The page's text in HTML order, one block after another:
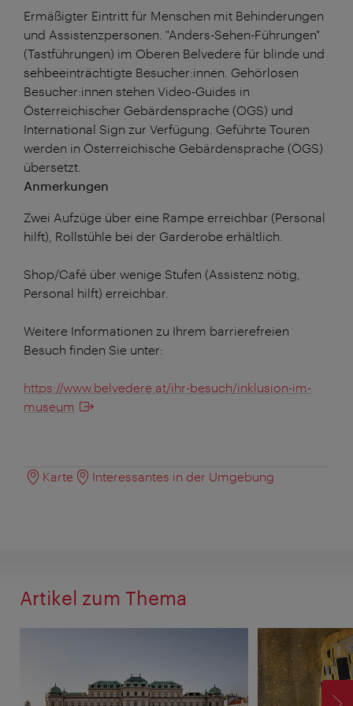
Ermäßigter Eintritt für Menschen mit Behinderungen
und Assistenzpersonen. "Anders-Sehen-Führungen"
(Tastführungen) im Oberen Belvedere für blinde und
sehbeeinträchtigte Besucher:innen. Gehörlosen
Besucher:innen stehen Video-Guides in
Österreichischer Gebärdensprache (OGS) und
International Sign zur Verfügung. Geführte Touren
werden in Österreichische Gebärdensprache (ÖGS)
übersetzt.
Anmerkungen
Zwei Aufzüge über eine Rampe erreichbar (Personal
hilft), Rollstühle bei der Garderobe erhältlich.
Shop/Café über wenige Stufen (Assistenz nötig,
Personal hilft) erreichbar.
Weitere Informationen zu Ihrem barrierefreien
Besuch finden Sie unter:
https://www.belvedere.at/ihr-besuch/inklusion-im-
museum
Karte Interessantes in der Umgebung
Artikel zum Thema